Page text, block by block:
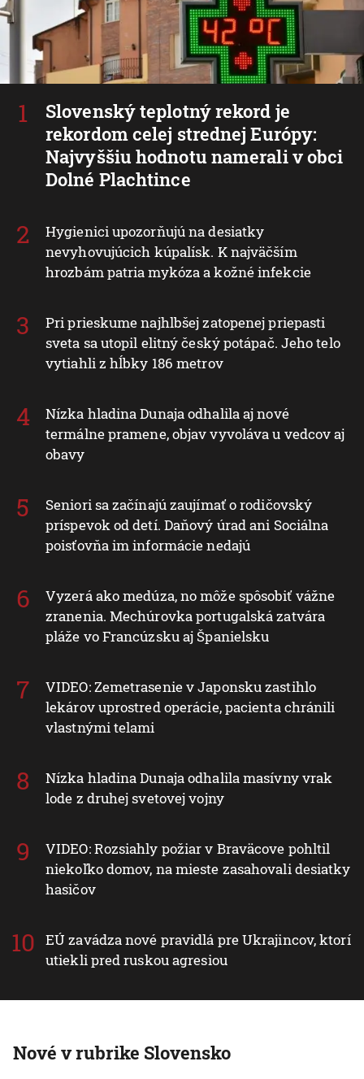
Slovenský teplotný rekord je
rekordom celej strednej Európy:
Najvyššiu hodnotu namerali v obci
Dolné Plachtince
Hygienici upozorňujú na desiatky
nevyhovujúcich kúpalísk. K najväčším
hrozbám patria mykóza a kožné infekcie
Pri prieskume najhlbšej zatopenej priepasti
sveta sa utopil elitný český potápač. Jeho telo
vytiahli z hĺbky 186 metrov
Nízka hladina Dunaja odhalila aj nové
termálne pramene, objav vyvoláva u vedcov aj
obavy
Seniori sa začínajú zaujímať o rodičovský
príspevok od detí. Daňový úrad ani Sociálna
poisťovňa im informácie nedajú
Vyzerá ako medúza, no môže spôsobiť vážne
zranenia. Mechúrovka portugalská zatvára
pláže vo Francúzsku aj Španielsku
VIDEO: Zemetrasenie v Japonsku zastihlo
lekárov uprostred operácie, pacienta chránili
vlastnými telami
Nízka hladina Dunaja odhalila masívny vrak
lode z druhej svetovej vojny
VIDEO: Rozsiahly požiar v Braväcove pohltil
niekoľko domov, na mieste zasahovali desiatky
hasičov
EÚ zavádza nové pravidlá pre Ukrajincov, ktorí
utiekli pred ruskou agresiou
Nové v rubrike Slovensko